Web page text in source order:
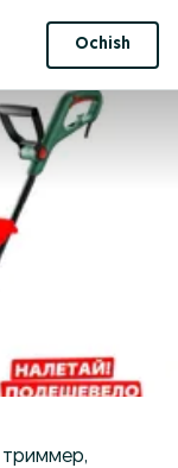
Ochish
триммер,